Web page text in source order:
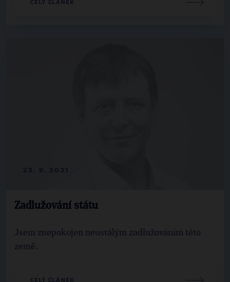
CELÝ ČLÁNEK
Zadlužování státu
Jsem znepokojen neustálým zadlužováním této
země.
CELÝ ČLÁNEK